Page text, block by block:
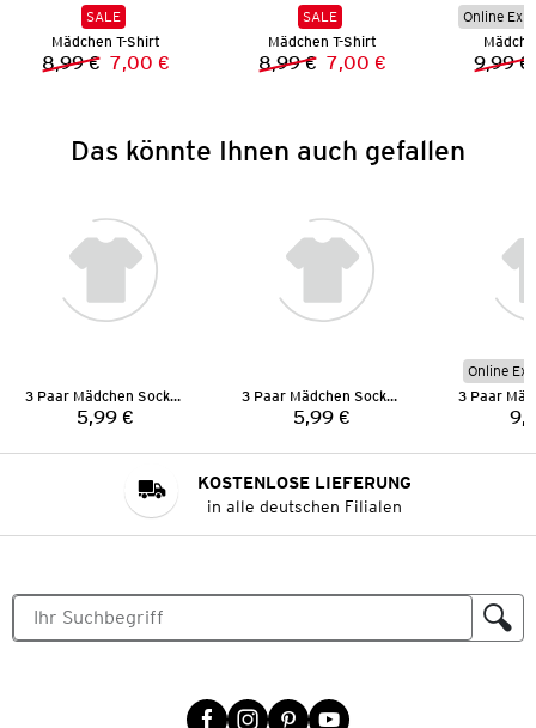
SALE
Mädchen T-Shirt
Vorheriger Preis:
8,99 € Neuer Preis:
7,00 €
SALE
Mädchen T-Shirt
Vorheriger Preis:
8,99 € Neuer Preis:
7,00 €
Online
9,99 €
Das könnte Ihnen auch gefallen
3 Paar Mädchen Socken
Preis:
5,99 €
3 Paar Mädchen Socken
Preis:
5,99 €
Online
KOSTENLOSE LIEFERUNG
in alle deutschen Filialen